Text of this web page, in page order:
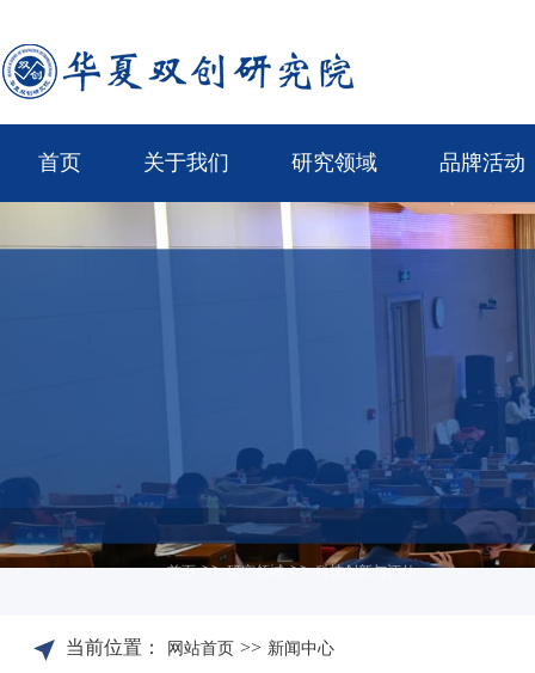
首页 关于我们 研究领域 品牌活动
首页 >> 研究领域 >> 科技创新与评估
当前位置： 网站首页 >> 新闻中心